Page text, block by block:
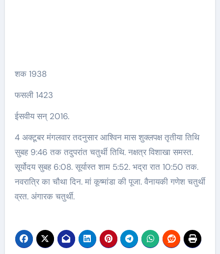
शक 1938
फसली 1423
ईसवीय सन् 2016.
4 अक्टूबर मंगलवार तदनुसार आश्विन मास शुक्लपक्ष तृतीया तिथि
सुबह 9:46 तक तदुपरांत चतुर्थी तिथि. नक्षत्र विशाखा समस्त.
सूर्योदय सुबह 6:08. सूर्यास्त शाम 5:52. भद्रा रात 10:50 तक.
नवरात्रि का चौथा दिन. मां कूष्मांडा की पूजा. वैनायकी गणेश चतुर्थी
व्रत. अंगारक चतुर्थी.